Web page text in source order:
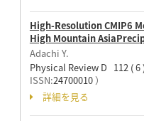
High-Resolution CMIP6
High Mountain
Adachi Y.
Physical Review D 112 (
ISSN:24700010）
詳細を見る